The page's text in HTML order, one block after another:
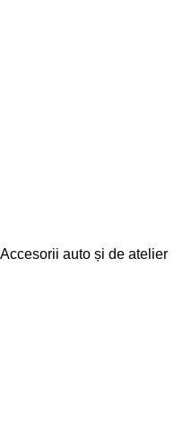
Accesorii auto și de atelier